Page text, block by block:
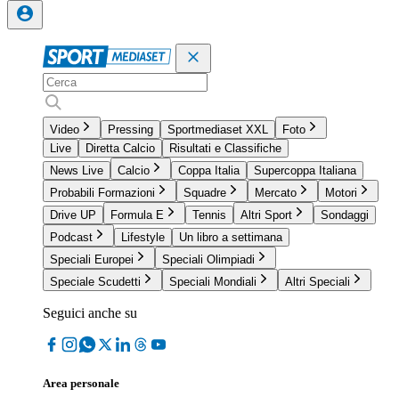
Video Pressing Sportmediaset XXL
Foto
Live
Diretta Calcio
Risultati e Classifiche
News Live
Calcio Coppa Italia
Supercoppa Italiana
Probabili Formazioni
Squadre Mercato
Motori
Drive UP
Formula E Tennis Altri Sport
Sondaggi
Podcast
Lifestyle
Un libro a settimana
Speciali Europei
Speciali Olimpiadi
Speciale Scudetti
Speciali Mondiali Altri Speciali
Seguici anche su
Area personale